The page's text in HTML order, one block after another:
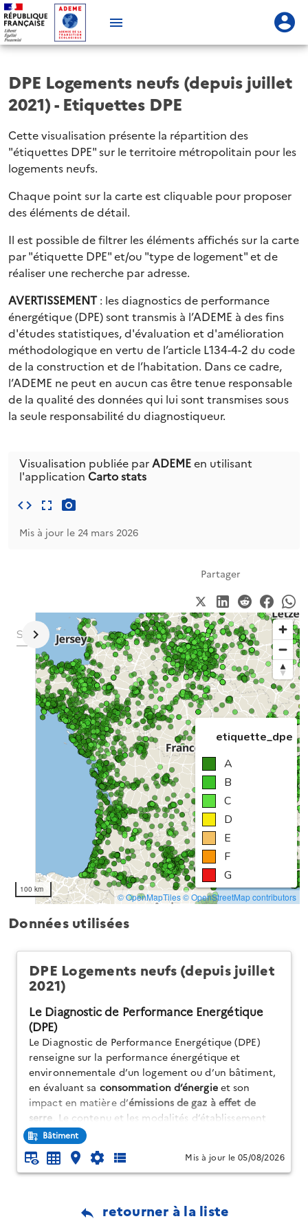
DPE Logements neufs (depuis juillet
2021) - Etiquettes DPE
Cette visualisation présente la répartition des
"étiquettes DPE" sur le territoire métropolitain pour les
logements neufs.
Chaque point sur la carte est cliquable pour proposer
des éléments de détail.
Il est possible de filtrer les éléments affichés sur la carte
par "étiquette DPE" et/ou "type de logement" et de
réaliser une recherche par adresse.
AVERTISSEMENT: les diagnostics de performance
énergétique (DPE) sont transmis à l’ADEME à des fins
d'études statistiques, d'évaluation et d'amélioration
méthodologique en vertu de l’article L134-4-2 du code
de la construction et de l’habitation. Dans ce cadre,
l’ADEME ne peut en aucun cas être tenue responsable
de la qualité des données qui lui sont transmises sous
la seule responsabilité du diagnostiqueur.
Visualisation publiée parADEMEen utilisant
l'application Carto stats
Mis à jour le 24 mars 2026
Partager
Données utilisées
DPE Logements neufs (depuis juillet
2021)
Le Diagnostic de Performance Energétique
(DPE)
Le Diagnostic de Performance Energétique (DPE)
renseigne sur la performance énergétique et
environnementale d’un logement ou d’un bâtiment,
en évaluant sa consommation d’énergieet son
impact en matière d’émissions de gaz à effet de
serre . Le contenu et les modalités d’établissement
du DPE sont réglementés. Le DPE contient des
informations sur les caractéristiques du bâtiment ou
du logement (surface, orientation, murs, fenêtres,
matériaux, etc.) ainsi que sur ses équipements (de
ventilation, etc.)
Bâtiment
Mis à jour le 05/08/2026
retourner à la liste